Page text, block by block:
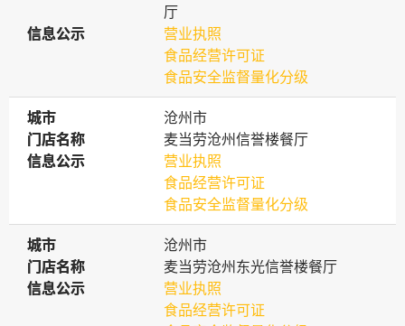
厅
信息公示
信息公示
营业执照
食品经营许可证
食品安全监督量化分级
城市
城市
沧州市
门店名称
门店名称
麦当劳沧州信誉楼餐厅
信息公示
信息公示
营业执照
食品经营许可证
食品安全监督量化分级
城市
城市
沧州市
门店名称
门店名称
麦当劳沧州东光信誉楼餐厅
信息公示
信息公示
营业执照
食品经营许可证